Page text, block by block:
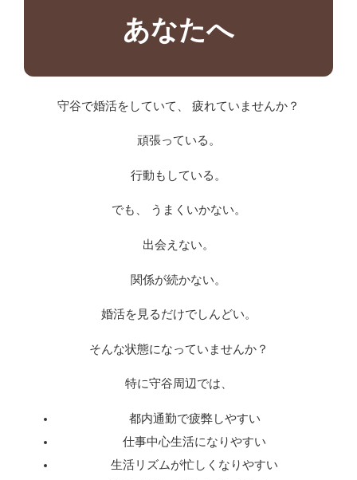
あなたへ
守谷で婚活をしていて、 疲れていませんか？
頑張っている。
行動もしている。
でも、 うまくいかない。
出会えない。
関係が続かない。
婚活を見るだけでしんどい。
そんな状態になっていませんか？
特に守谷周辺では、
都内通勤で疲弊しやすい
仕事中心生活になりやすい
生活リズムが忙しくなりやすい